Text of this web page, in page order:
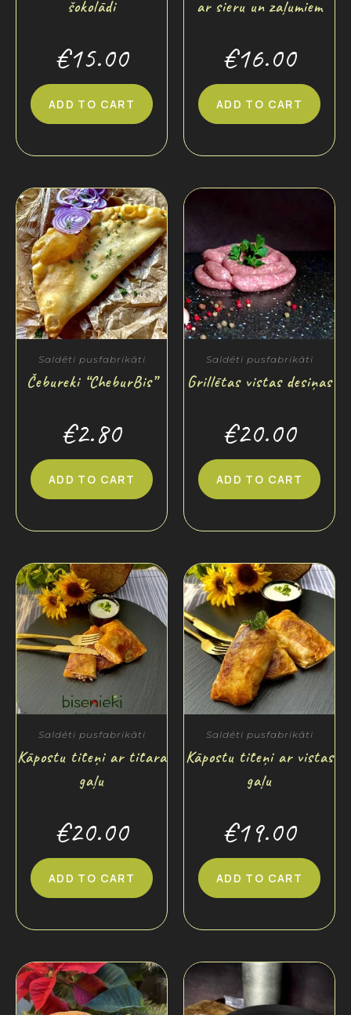
šokolādi
€15.00
ADD TO CART
ar sieru un zaļumiem
€16.00
ADD TO CART
Saldēti pusfabrikāti
Čebureki “CheburBis”
€2.80
ADD TO CART
Saldēti pusfabrikāti
Grillētas vistas desiņas
€20.00
ADD TO CART
Saldēti pusfabrikāti
Kāpostu tīteņi ar tītara
gaļu
€20.00
ADD TO CART
Saldēti pusfabrikāti
Kāpostu tīteņi ar vistas
gaļu
€19.00
ADD TO CART